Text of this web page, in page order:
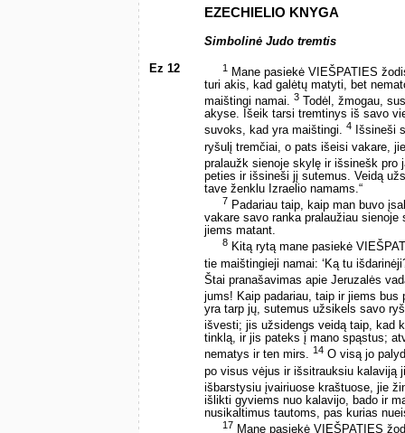
EZECHIELIO KNYGA
Simbolinė Judo tremtis
Ez 12 1
Mane pasiekė VIEŠPATIES
turi akis, kad galėtų matyti, bet
maištingi namai. 3 Todėl, žmogau,
akyse. Išeik tarsi tremtinys iš savo
suvoks, kad yra maištingi. 4 Išsineši
ryšulį tremčiai, o pats išeisi vakare,
pralaužk sienoje skylę ir išsinešk pro
peties ir išsineši jį sutemus. Veidą
tave ženklu Izraelio namams.“
7 Padariau taip, kaip man buvo
vakare savo ranka pralaužiau
jiems matant.
8 Kitą rytą mane pasiekė
tie maištingieji namai: ‘Ką tu
Štai pranašavimas apie Jeruzalės
jums! Kaip padariau, taip ir jiems
yra tarp jų, sutemus užsikels savo
išvesti; jis užsidengs veidą taip, kad
tinklą, ir jis pateks į mano spąstus;
nematys ir ten mirs. 14 O visą jo
po visus vėjus ir išsitrauksiu kalaviją
išbarstysiu įvairiuose kraštuose, jie
išlikti gyviems nuo kalavijo, bado ir
nusikaltimus tautoms, pas kurias
17 Mane pasiekė VIEŠPATIES